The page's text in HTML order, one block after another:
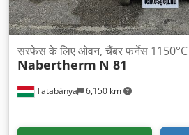
Tatabánya 6,150 km
सरफेस के लिए ओवन, चैंबर फर्नेस 1150°C
Nabertherm N 81